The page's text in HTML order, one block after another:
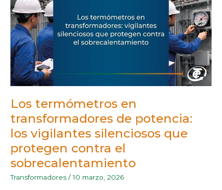
Los termómetros en
transformadores de potencia:
los vigilantes silenciosos que
protegen contra el
sobrecalentamiento
Transformadores /10 marzo, 2026
TRANSFORMADORES
DE
POTENCIA:
LOS
VIGILANTES
SILENCIOSOS
QUE
PROTEGEN
CONTRA
EL
SOBRECALENTAMIENTO